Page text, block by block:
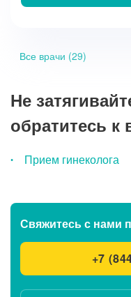
Все врачи (29)
Не
обратитесь к
Прием гинеколога
Свяжитесь с нами
+7